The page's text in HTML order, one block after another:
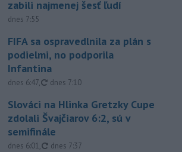
zabili najmenej šesť ľudí
dnes 7:55
FIFA sa ospravedlnila za plán s
podielmi, no podporila
Infantina
dnes 6:47, aktualizované
dnes 7:10
Slováci na Hlinka Gretzky Cupe
zdolali Švajčiarov 6:2, sú v
semifinále
dnes 6:01, aktualizované
dnes 7:37